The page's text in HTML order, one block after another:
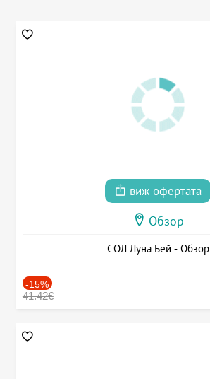
виж офертата
Обзор
СОЛ Луна Бей - Обзор
-15%
41.42€